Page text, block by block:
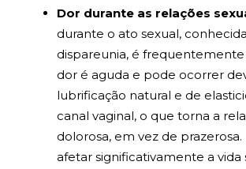
Dor durante as relações
durante o ato sexual,
dispareunia, é frequentemente
dor é aguda e pode ocorrer
lubrificação natural e de
canal vaginal, o que torna a
dolorosa, em vez de prazerosa.
afetar significativamente a vida